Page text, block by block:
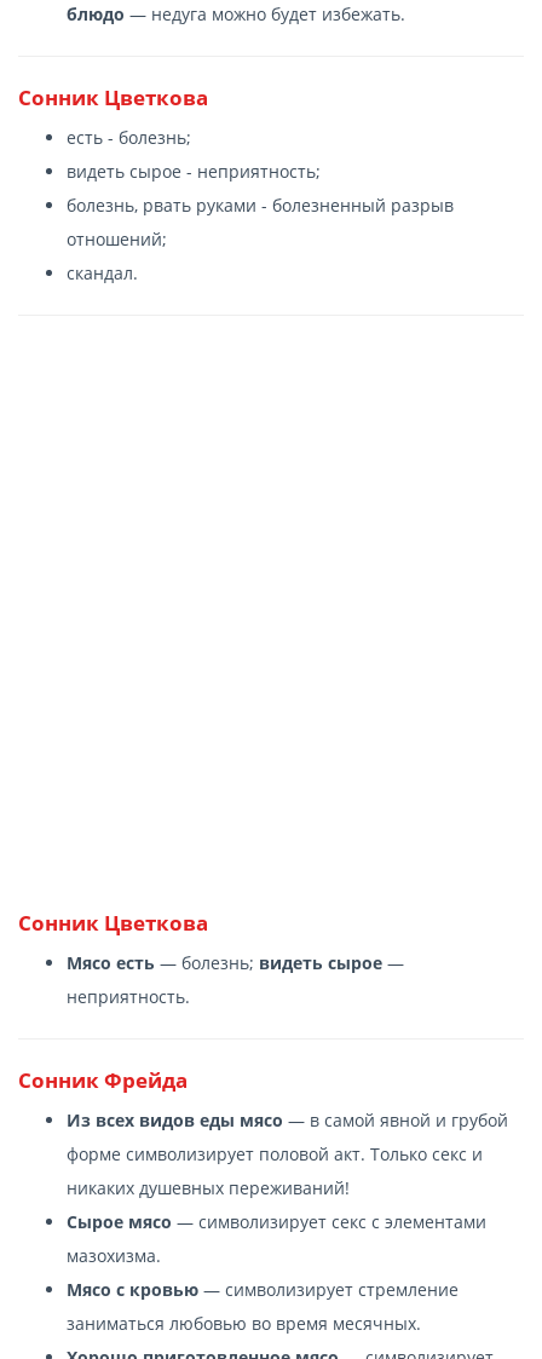
блюдо — недуга можно будет избежать.
Сонник Цветкова
есть - болезнь;
видеть сырое - неприятность;
болезнь, рвать руками - болезненный разрыв
отношений;
скандал.
Сонник Цветкова
Мясо есть — болезнь; видеть сырое —
неприятность.
Сонник Фрейда
Из всех видов еды мясо — в самой явной и грубой
форме символизирует половой акт. Только секс и
никаких душевных переживаний!
Сырое мясо — символизирует секс с элементами
мазохизма.
Мясо с кровью — символизирует стремление
заниматься любовью во время месячных.